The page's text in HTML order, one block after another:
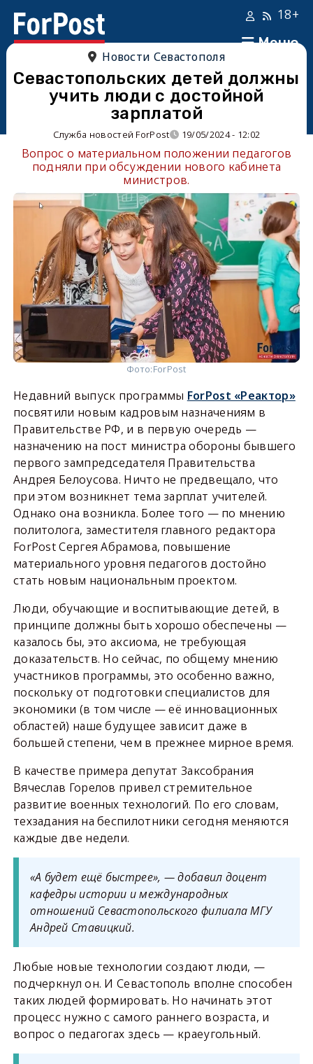
Меню
18+
Новости Севастополя
Севастопольских детей должны
учить люди с достойной
зарплатой
Служба новостей ForPost 19/05/2024 - 12:02
Вопрос о материальном положении педагогов
подняли при обсуждении нового кабинета
министров.
Фото:ForPost
Недавний выпуск программы ForPost «Реактор»
посвятили новым кадровым назначениям в
Правительстве РФ, и в первую очередь —
назначению на пост министра обороны бывшего
первого зампредседателя Правительства
Андрея Белоусова. Ничто не предвещало, что
при этом возникнет тема зарплат учителей.
Однако она возникла. Более того — по мнению
политолога, заместителя главного редактора
ForPost Сергея Абрамова, повышение
материального уровня педагогов достойно
стать новым национальным проектом.
Люди, обучающие и воспитывающие детей, в
принципе должны быть хорошо обеспечены —
казалось бы, это аксиома, не требующая
доказательств. Но сейчас, по общему мнению
участников программы, это особенно важно,
поскольку от подготовки специалистов для
экономики (в том числе — её инновационных
областей) наше будущее зависит даже в
большей степени, чем в прежнее мирное время.
В качестве примера депутат Заксобрания
Вячеслав Горелов привел стремительное
развитие военных технологий. По его словам,
техзадания на беспилотники сегодня меняются
каждые две недели.
«А будет ещё быстрее», — добавил доцент
кафедры истории и международных
отношений Севастопольского филиала МГУ
Андрей Ставицкий.
Любые новые технологии создают люди, —
подчеркнул он. И Севастополь вполне способен
таких людей формировать. Но начинать этот
процесс нужно с самого раннего возраста, и
вопрос о педагогах здесь — краеугольный.